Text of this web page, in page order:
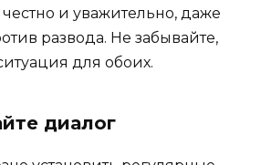
и уважительно, даже
развода. Не забывайте,
для обоих.
диалог